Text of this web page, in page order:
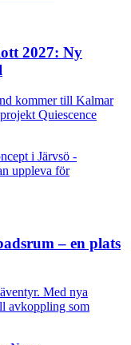
2027: Ny
kommer till Kalmar
Quiescence
– en plats
Med nya
avkoppling som